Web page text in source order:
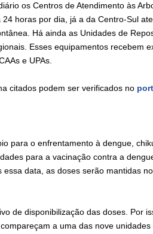
os Centros de Atendimento às
horas por dia, já a da Centro-Sul
Há ainda as Unidades de
Esses equipamentos recebem
e UPAs.
citados podem ser verificados no
para o enfrentamento à dengue,
para a vacinação contra a
essa data, as doses serão mantidas
de disponibilização das doses. Por
a uma das nove